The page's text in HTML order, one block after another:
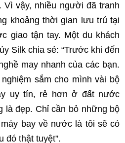
Vì vậy, nhiều người đã tranh
khoảng thời gian lưu trú tại
giao tận tay. Một du khách
Silk chia sẻ: “Trước khi đến
may nhanh của các bạn.
sắm cho mình vài bộ
uy tín, rẻ hơn ở đất nước
là đẹp. Chỉ cần bỏ những bộ
bay về nước là tôi sẽ có
đó thật tuyệt”.